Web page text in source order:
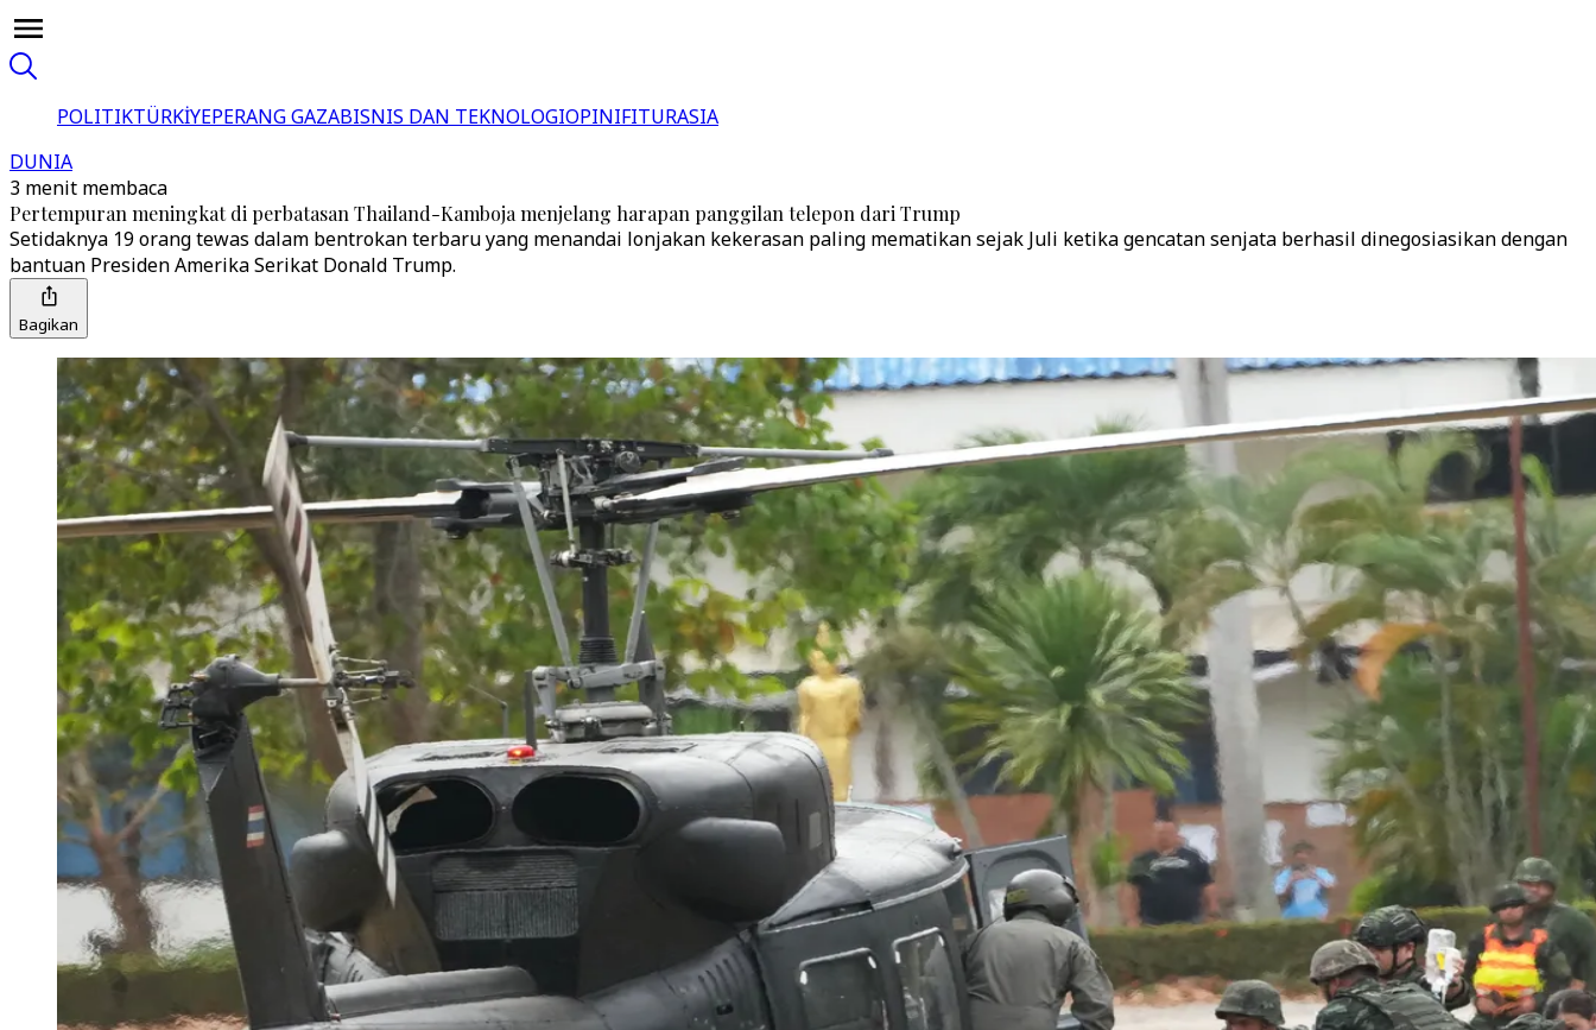
POLITIKTÜRKİYEPERANG GAZABISNIS DAN TEKNOLOGIOPINIFITURASIA
DUNIA
3 menit membaca
Pertempuran meningkat di perbatasan Thailand-Kamboja menjelang harapan panggilan telepon dari Trump
Setidaknya 19 orang tewas dalam bentrokan terbaru yang menandai lonjakan kekerasan paling mematikan sejak Juli ketika gencatan senjata berhasil dinegosiasikan dengan
bantuan Presiden Amerika Serikat Donald Trump.
Bagikan